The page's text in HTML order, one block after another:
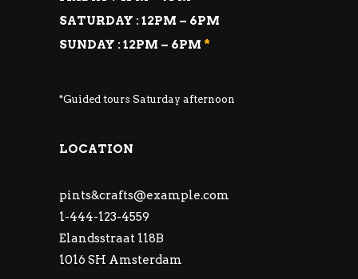
SATURDAY : 12PM – 6PM
SUNDAY : 12PM – 6PM *
*Guided tours Saturday afternoon
LOCATION
pints&crafts@example.com
1-444-123-4559
Elandsstraat 118B
1016 SH Amsterdam